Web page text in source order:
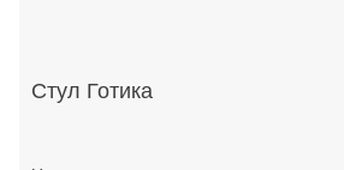
Стул Готика